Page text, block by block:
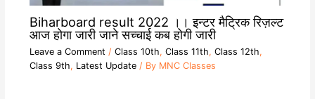
Biharboard result 2022 ।। इन्टर मैट्रिक रिज़ल्ट
आज होगा जारी जाने सच्चाई कब होगी जारी
Leave a Comment / Class 10th, Class 11th, Class 12th,
Class 9th, Latest Update/ By MNC Classes